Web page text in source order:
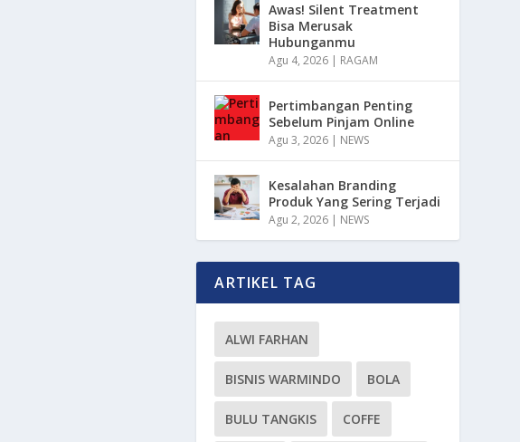
Awas! Silent Treatment
Bisa Merusak
Hubunganmu
Agu 4, 2026 | RAGAM
Pertimbangan Penting
Sebelum Pinjam Online
Agu 3, 2026 | NEWS
Kesalahan Branding
Produk Yang Sering Terjadi
Agu 2, 2026 | NEWS
ARTIKEL TAG
ALWI FARHAN
BISNIS WARMINDO BOLA
BULU TANGKIS COFFE